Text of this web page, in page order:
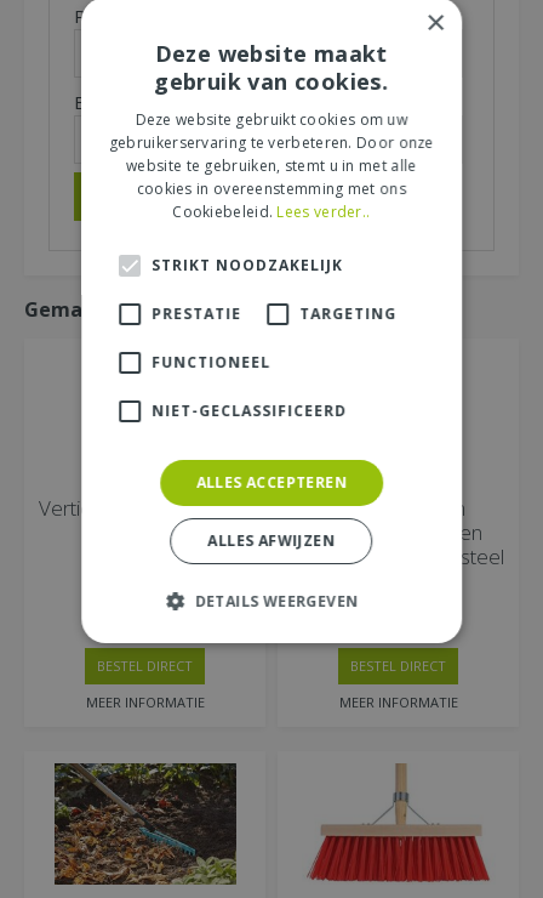
Plaats (zichtbaar op website):
E-mailadres (niet zichtbaar):
Gemakkelijk mee bestellen
Verticuteerhark verzinkt
160cm steel
95
MEER INFORMATIE
BESTEL DIRECT
Onkruidbezem
kunststof en stalen
haren 140cm met steel
MEER INFORMATIE
BESTEL DIRECT
×
Deze website maakt
gebruik van cookies.
Deze website gebruikt cookies om uw
gebruikerservaring te verbeteren. Door onze
website te gebruiken, stemt u in met alle
cookies in overeenstemming met ons
Cookiebeleid. Lees verder..
STRIKT NOODZAKELIJK
PRESTATIE TARGETING
FUNCTIONEEL
NIET-GECLASSIFICEERD
ALLES ACCEPTEREN
ALLES AFWIJZEN
DETAILS WEERGEVEN